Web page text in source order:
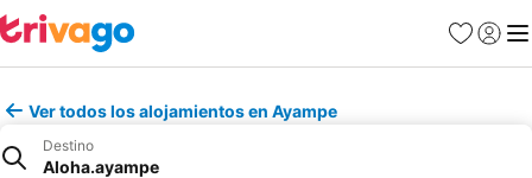
Favoritos
Iniciar
Ver todos los alojamientos en Ayampe
Destino
Aloha.ayampe